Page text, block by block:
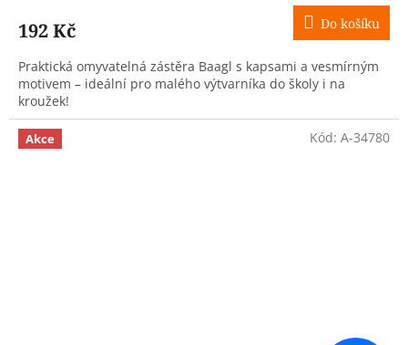
192 Kč Do košíku
Praktická omyvatelná zástěra Baagl s kapsami a vesmírným
motivem – ideální pro malého výtvarníka do školy i na
kroužek!
Akce Kód: A-34780